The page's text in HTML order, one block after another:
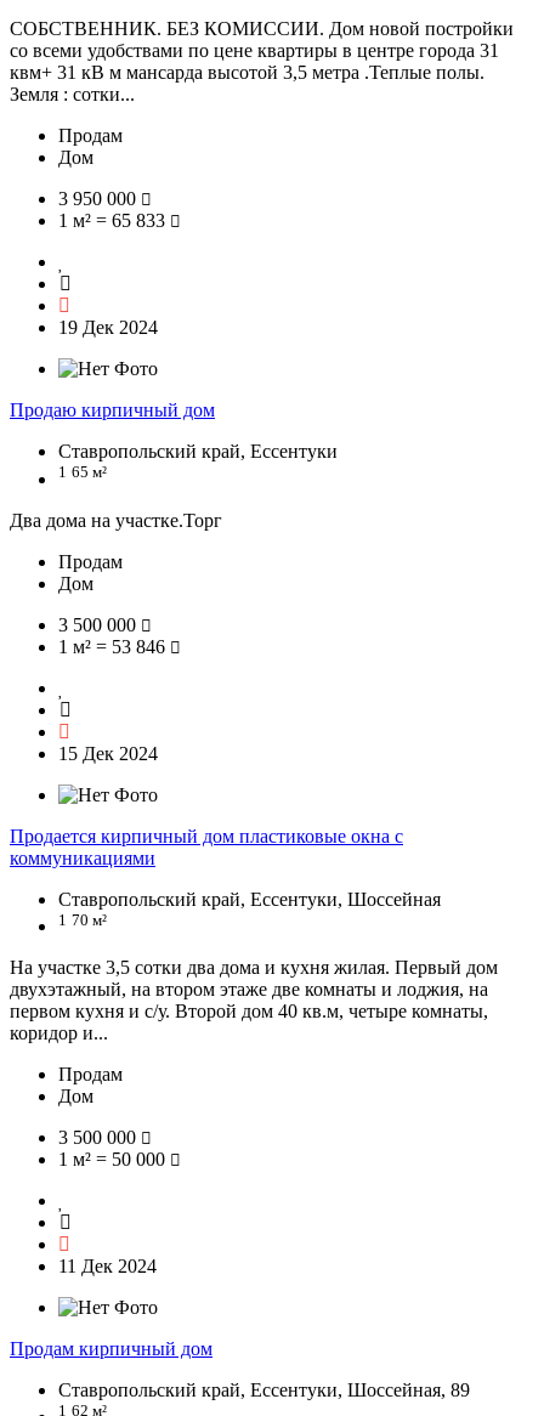
СОБСТВЕННИК. БЕЗ КОМИССИИ. Дом новой постройки
со всеми удобствами по цене квартиры в центре города 31
квм+ 31 кВ м мансарда высотой 3,5 метра .Теплые полы.
Земля : сотки...
Продам
Дом
3 950 000
1 м² = 65 833
19 Дек 2024
Продаю кирпичный дом
Ставропольский край, Ессентуки
1 65 м²
Два дома на участке.Торг
Продам
Дом
3 500 000
1 м² = 53 846
15 Дек 2024
Продается кирпичный дом пластиковые окна с
коммуникациями
Ставропольский край, Ессентуки, Шоссейная
1 70 м²
На участке 3,5 сотки два дома и кухня жилая. Первый дом
двухэтажный, на втором этаже две комнаты и лоджия, на
первом кухня и с/у. Второй дом 40 кв.м, четыре комнаты,
коридор и...
Продам
Дом
3 500 000
1 м² = 50 000
11 Дек 2024
Продам кирпичный дом
Ставропольский край, Ессентуки, Шоссейная, 89
1 62 м²